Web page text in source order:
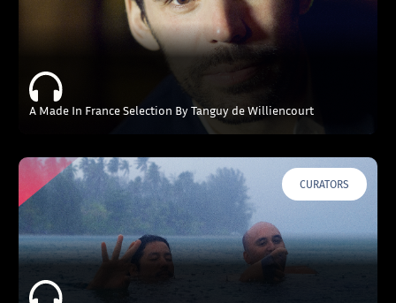
A Made In France Selection By Tanguy de Williencourt
CURATORS